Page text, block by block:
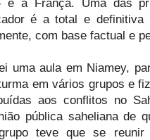
é a França. Uma das
é a total e definitiva
com base factual e
uma aula em Niamey,
em vários grupos e
aos conflitos no
pública saheliana de
teve que se